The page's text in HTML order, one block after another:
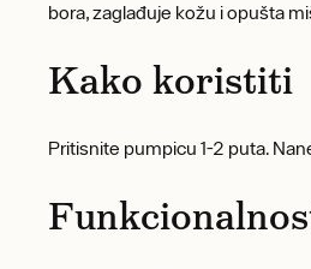
bora, zaglađuje kožu i opušta
Kako koristiti
Pritisnite pumpicu 1-2 puta.